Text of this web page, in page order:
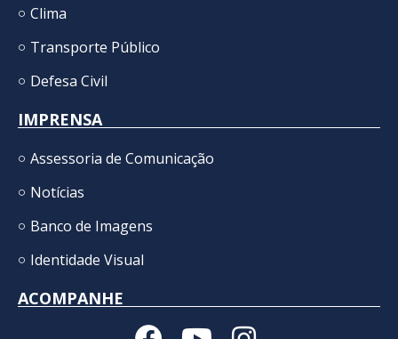
Clima
Transporte Público
Defesa Civil
IMPRENSA
Assessoria de Comunicação
Notícias
Banco de Imagens
Identidade Visual
ACOMPANHE